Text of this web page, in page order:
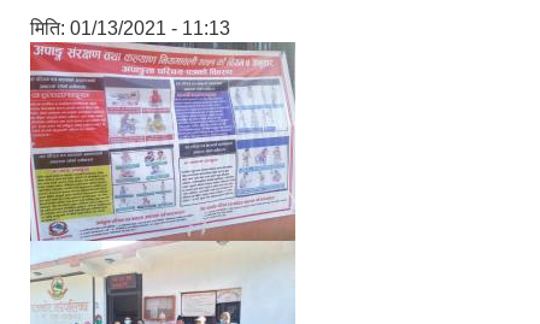
मिति: 01/13/2021 - 11:13